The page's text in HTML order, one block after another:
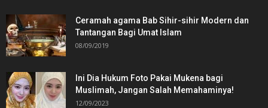
Ceramah agama Bab Sihir-sihir Modern dan
Tantangan Bagi Umat Islam
08/09/2019
Ini Dia Hukum Foto Pakai Mukena bagi
Muslimah, Jangan Salah Memahaminya!
12/09/2023